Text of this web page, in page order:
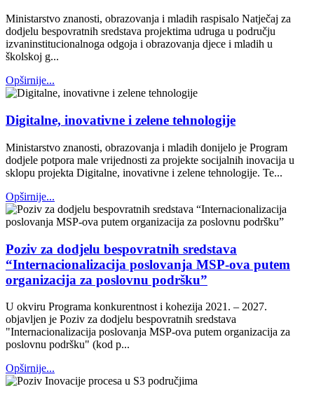
Ministarstvo znanosti, obrazovanja i mladih raspisalo Natječaj za
dodjelu bespovratnih sredstava projektima udruga u području
izvaninstitucionalnoga odgoja i obrazovanja djece i mladih u
školskoj g...
Opširnije...
Digitalne, inovativne i zelene tehnologije
Ministarstvo znanosti, obrazovanja i mladih donijelo je Program
dodjele potpora male vrijednosti za projekte socijalnih inovacija u
sklopu projekta Digitalne, inovativne i zelene tehnologije. Te...
Opširnije...
Poziv za dodjelu bespovratnih sredstava
“Internacionalizacija poslovanja MSP-ova putem
organizacija za poslovnu podršku”
U okviru Programa konkurentnost i kohezija 2021. – 2027.
objavljen je Poziv za dodjelu bespovratnih sredstava
"Internacionalizacija poslovanja MSP-ova putem organizacija za
poslovnu podršku" (kod p...
Opširnije...